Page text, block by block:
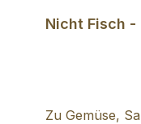
Nicht Fisch -
Zu Gemüse,